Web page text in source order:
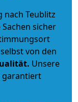
nach Teublitz
sicher
von den
. Unsere
garantiert